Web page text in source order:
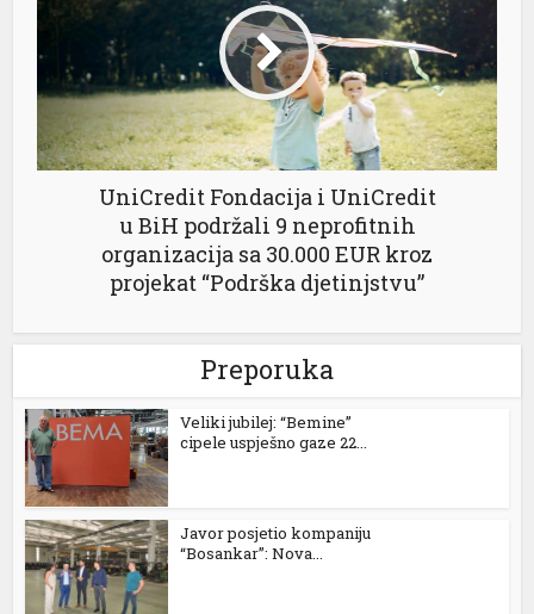
UniCredit Fondacija i UniCredit
u BiH podržali 9 neprofitnih
organizacija sa 30.000 EUR kroz
projekat “Podrška djetinjstvu”
Preporuka
Veliki jubilej: “Bemine”
cipele uspješno gaze 22...
Javor posjetio kompaniju
“Bosankar”: Nova...